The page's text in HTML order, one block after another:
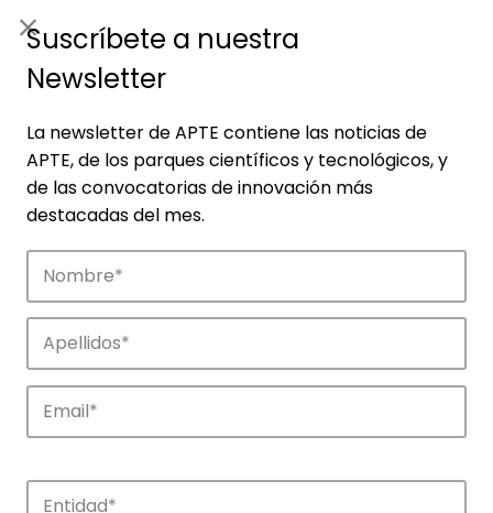
Noticias
Conoce las noticias más destacadas de
tecnológicos.
Suscríbete a nuestra
Newsletter
La newsletter de APTE contiene las noticias de
APTE, de los parques científicos y tecnológicos, y
de las convocatorias de innovación más
destacadas del mes.